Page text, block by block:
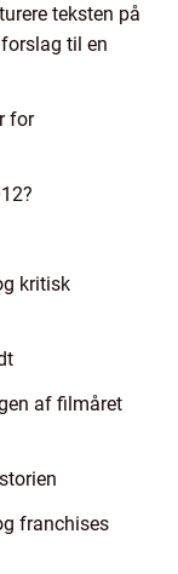
teksten på
til en
for
kritisk
af filmåret
franchises